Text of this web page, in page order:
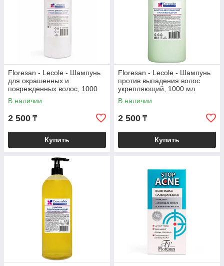
Floresan - Lecole - Шампунь
для окрашенных и
поврежденных волос, 1000
мл
В наличии
2 500 ₸
Купить
Floresan - Lecole - Шампунь
против выпадения волоc
укрепляющий, 1000 мл
В наличии
2 500 ₸
Купить